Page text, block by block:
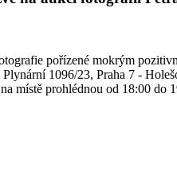
pořízené mokrým
1096/23, Praha 7 -
místě prohlédnou od 18:00 do